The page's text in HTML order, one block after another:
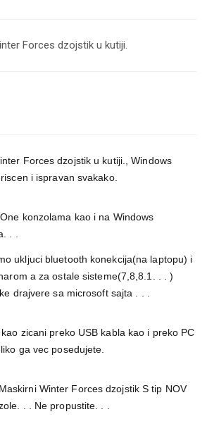
Forces dzojstik u kutiji.
Forces dzojstik u kutiji., Windows
i ispravan svakako.
konzolama kao i na Windows
. .
ukljuci bluetooth konekcija(na laptopu) i
a za ostale sisteme(7,8,8.1. . . )
drajvere sa microsoft sajta . . .
zicani preko USB kabla kao i preko PC
ga vec posedujete.
Winter Forces dzojstik S tip NOV
. . Ne propustite. . .